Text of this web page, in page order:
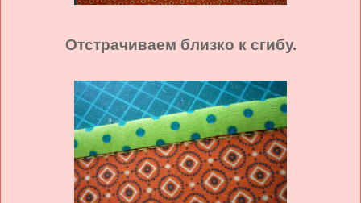
Отстрачиваем близко к сгибу.